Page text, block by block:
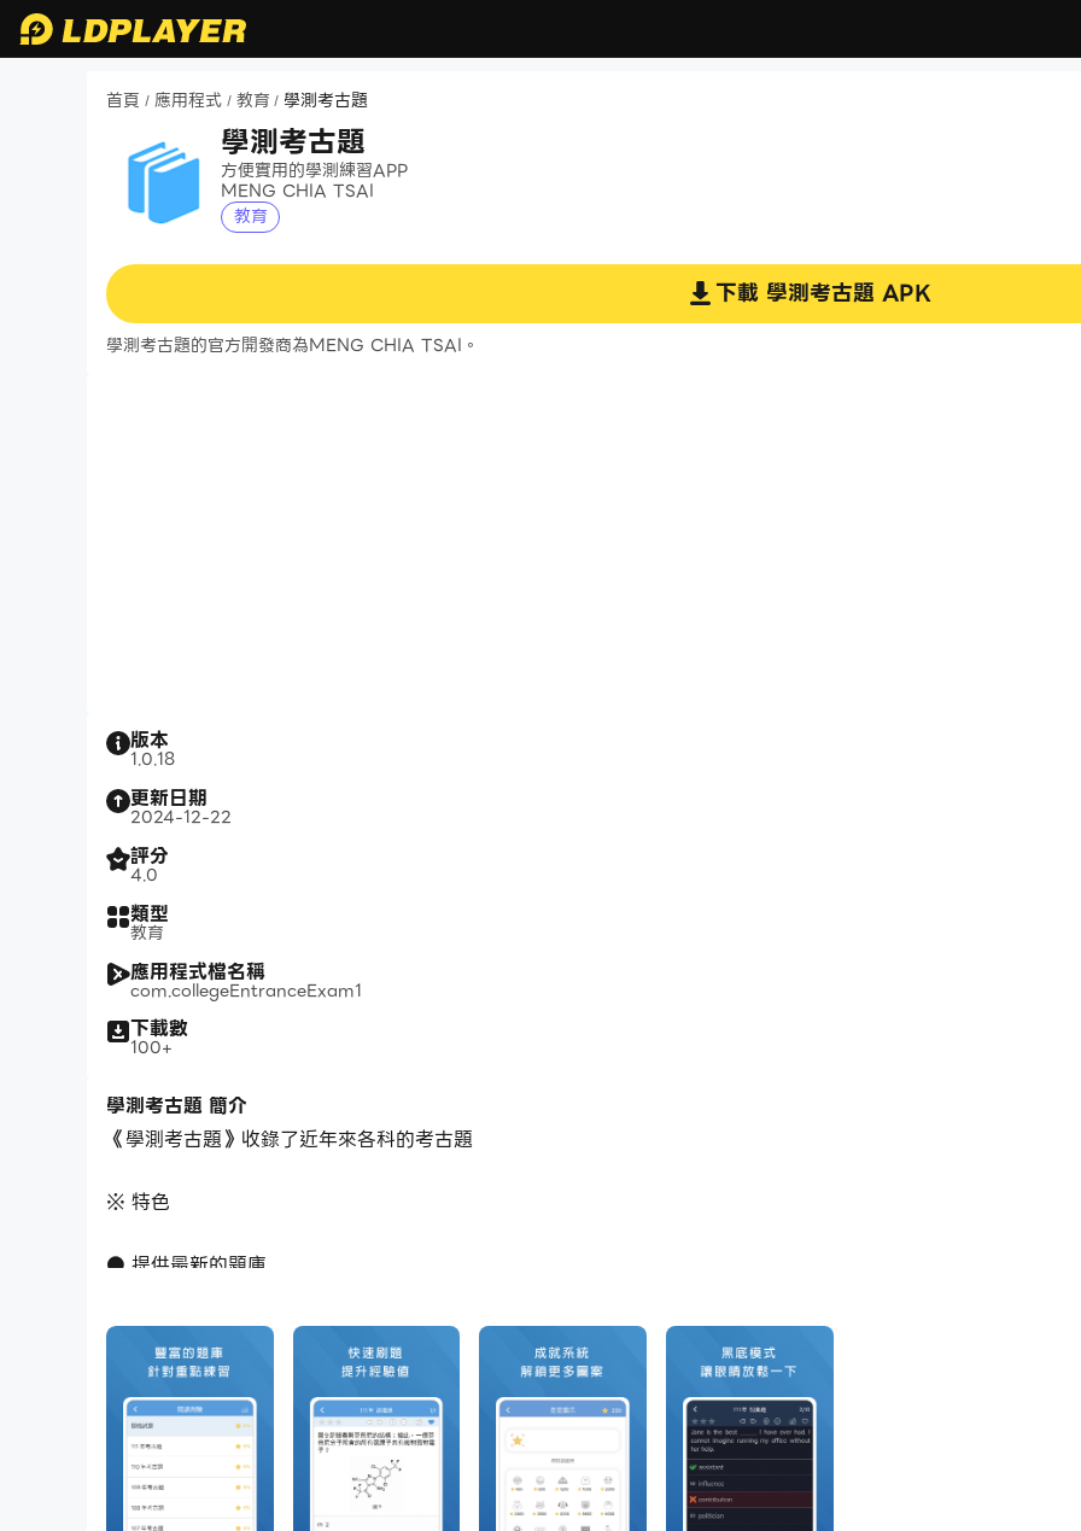
首頁 / 應用程式 / 教育 / 學測考古題
學測考古題
方便實用的學測練習APP
MENG CHIA TSAI
教育
下載 學測考古題APK
學測考古題的官方開發商為MENG CHIA TSAI。
版本
1.0.18
更新日期
2024-12-22
評分
4.0
類型
教育
應用程式檔名稱
com.collegeEntranceExam1
下載數
100+
學測考古題 簡介
《學測考古題》收錄了近年來各科的考古題
※ 特色
● 提供最新的題庫
● 題型分類，提升學習效率
● 星星蒐集，讓您學習更加有趣
● 黑底模式，減輕眼睛負擔
● 完成度功能，讓您隨時了解自己的學習進度